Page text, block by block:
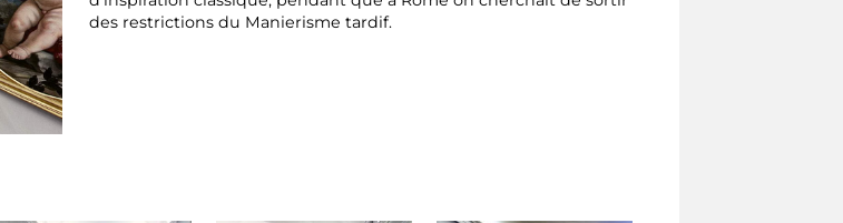
des restrictions du Manierisme tardif.